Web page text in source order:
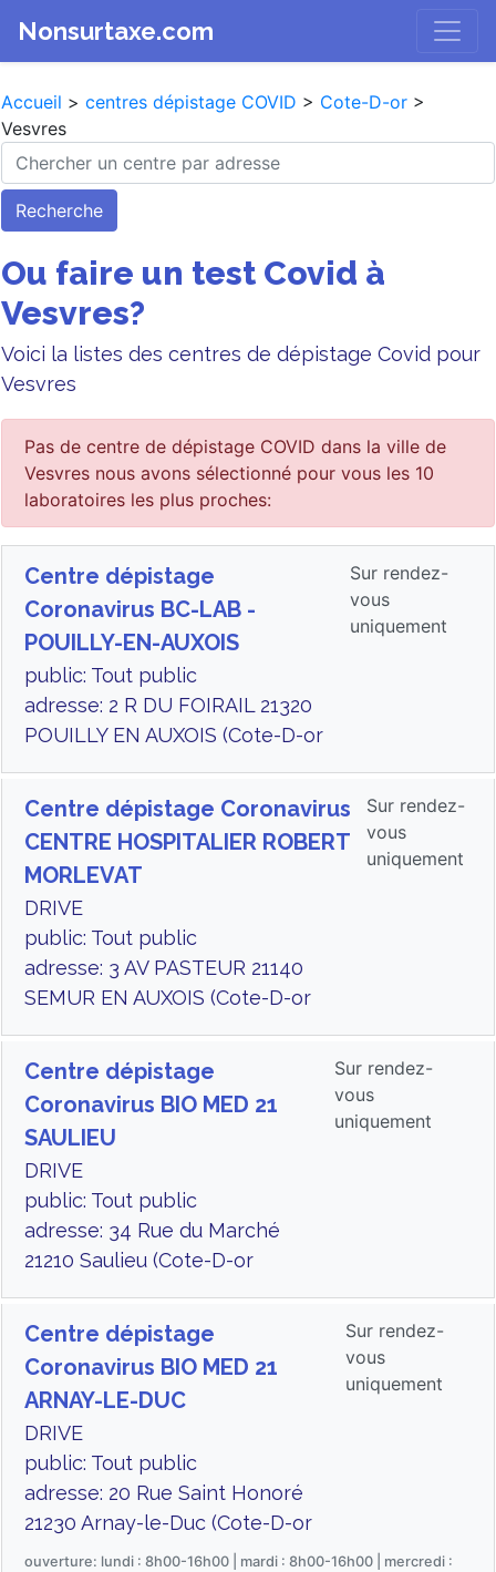
Nonsurtaxe.com
Accueil > centres dépistage COVID > Cote-D-or >
Vesvres
Recherche
Ou faire un test Covid à
Vesvres?
Voici la listes des centres de dépistage Covid pour
Vesvres
Pas de centre de dépistage COVID dans la ville de
Vesvres nous avons sélectionné pour vous les 10
laboratoires les plus proches:
Centre dépistage
Coronavirus BC-LAB -
POUILLY-EN-AUXOIS
public: Tout public
adresse: 2 R DU FOIRAIL 21320
POUILLY EN AUXOIS (Cote-D-or
Sur rendez-
vous
uniquement
Centre dépistage Coronavirus
CENTRE HOSPITALIER ROBERT
MORLEVAT
DRIVE
public: Tout public
adresse: 3 AV PASTEUR 21140
SEMUR EN AUXOIS (Cote-D-or
Sur rendez-
vous
uniquement
Centre dépistage
Coronavirus BIO MED 21
SAULIEU
DRIVE
public: Tout public
adresse: 34 Rue du Marché
21210 Saulieu (Cote-D-or
Sur rendez-
vous
uniquement
Centre dépistage
Coronavirus BIO MED 21
ARNAY-LE-DUC
DRIVE
public: Tout public
adresse: 20 Rue Saint Honoré
21230 Arnay-le-Duc (Cote-D-or
Sur rendez-
vous
uniquement
ouverture: lundi : 8h00-16h00 | mardi : 8h00-16h00 | mercredi :